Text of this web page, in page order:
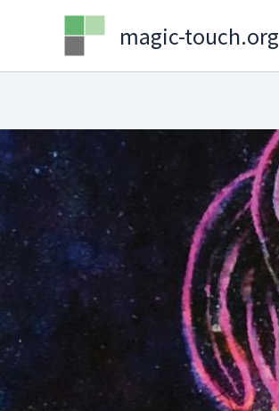
magic-touch.org